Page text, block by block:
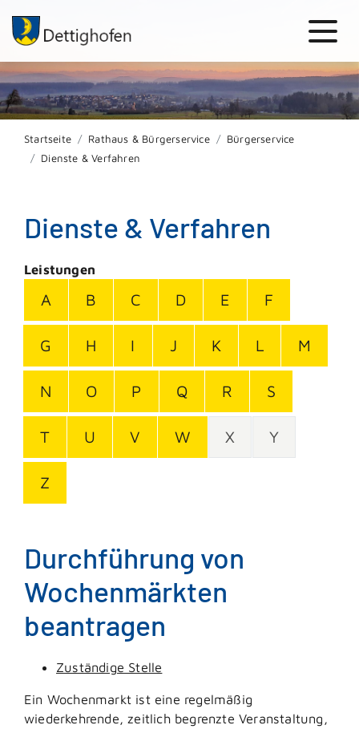
Startseite Rathaus & Bürgerservice
Bürgerservice
Dienste & Verfahren
Dienste & Verfahren
Leistungen
A B C D E F
G H I J K L M
N O P Q R S
T U V W X Y
Z
Durchführung von
Wochenmärkten
beantragen
Zuständige Stelle
Ein Wochenmarkt ist eine regelmäßig
wiederkehrende, zeitlich begrenzte Veranstaltung,